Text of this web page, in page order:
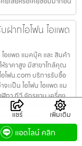
ฝากไอโฟน ไอแพด
อแพด แมคบุ๊ค และ สินค้า
ห้ราคาสูง มีสาขาใกล้คุณ
อโฟน.com บริการรับซื้อ
ะเป็น ไอโฟน ไอแพด แม
กา ทีวี จักรยาน เครื่อง
าสูง มีสาขาใกล้คุณ
น : ว่าต้องการนำสินค้า
าสินค้าในเบื้องต้น 2.
าร สำเนาบัตรประชาชน
แชร์ เพิ่มเติม
แอดไลน์ คลิก